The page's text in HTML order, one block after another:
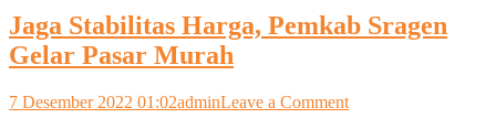
Jaga Stabilitas Harga, Pemkab Sragen
Gelar Pasar Murah
7 Desember 2022 01:02adminLeave a Commenton